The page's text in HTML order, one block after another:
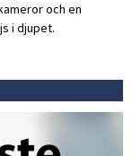
och en
i djupet.